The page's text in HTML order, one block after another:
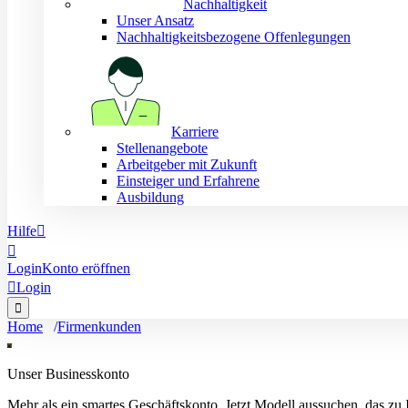
Nachhaltigkeit
Unser Ansatz
Nachhaltigkeitsbezogene Offenlegungen
Karriere
Stellenangebote
Arbeitgeber mit Zukunft
Einsteiger und Erfahrene
Ausbildung
Hilfe

LoginKonto eröffnen
Login

Home Firmenkunden
Unser Businesskonto
Mehr als ein smartes Geschäftskonto. Jetzt Modell aussuchen, das zu